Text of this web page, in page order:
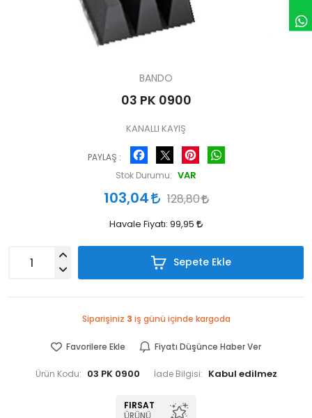
BANDO
03 PK 0900
KANALLI KAYIŞ
PAYLAŞ :
Facebook Pinterest
Stok Durumu: VAR
103,04 128,80
Havale Fiyatı: 99,95
Sepete Ekle
Siparişiniz 3 iş günü içinde kargoda
Favorilere Ekle Fiyatı Düşünce Haber Ver
Ürün Kodu: 03 PK 0900 İade Bilgisi:
FIRSAT
ÜRÜNÜ